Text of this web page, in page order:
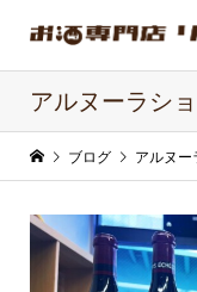
アルヌーラシ
ブログ アルヌー